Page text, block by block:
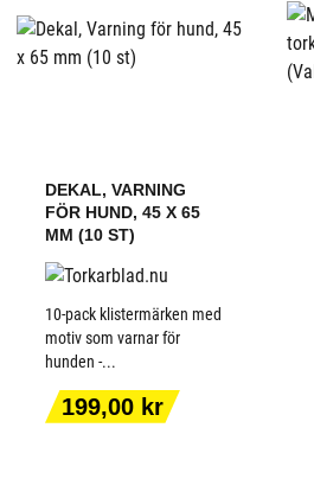
DEKAL, VARNING
FÖR HUND, 45 X 65
MM (10 ST)
10-pack klistermärken med
motiv som varnar för
hunden -...
Pris
199,00 kr
LÄGG TILL I
VARUKORGEN